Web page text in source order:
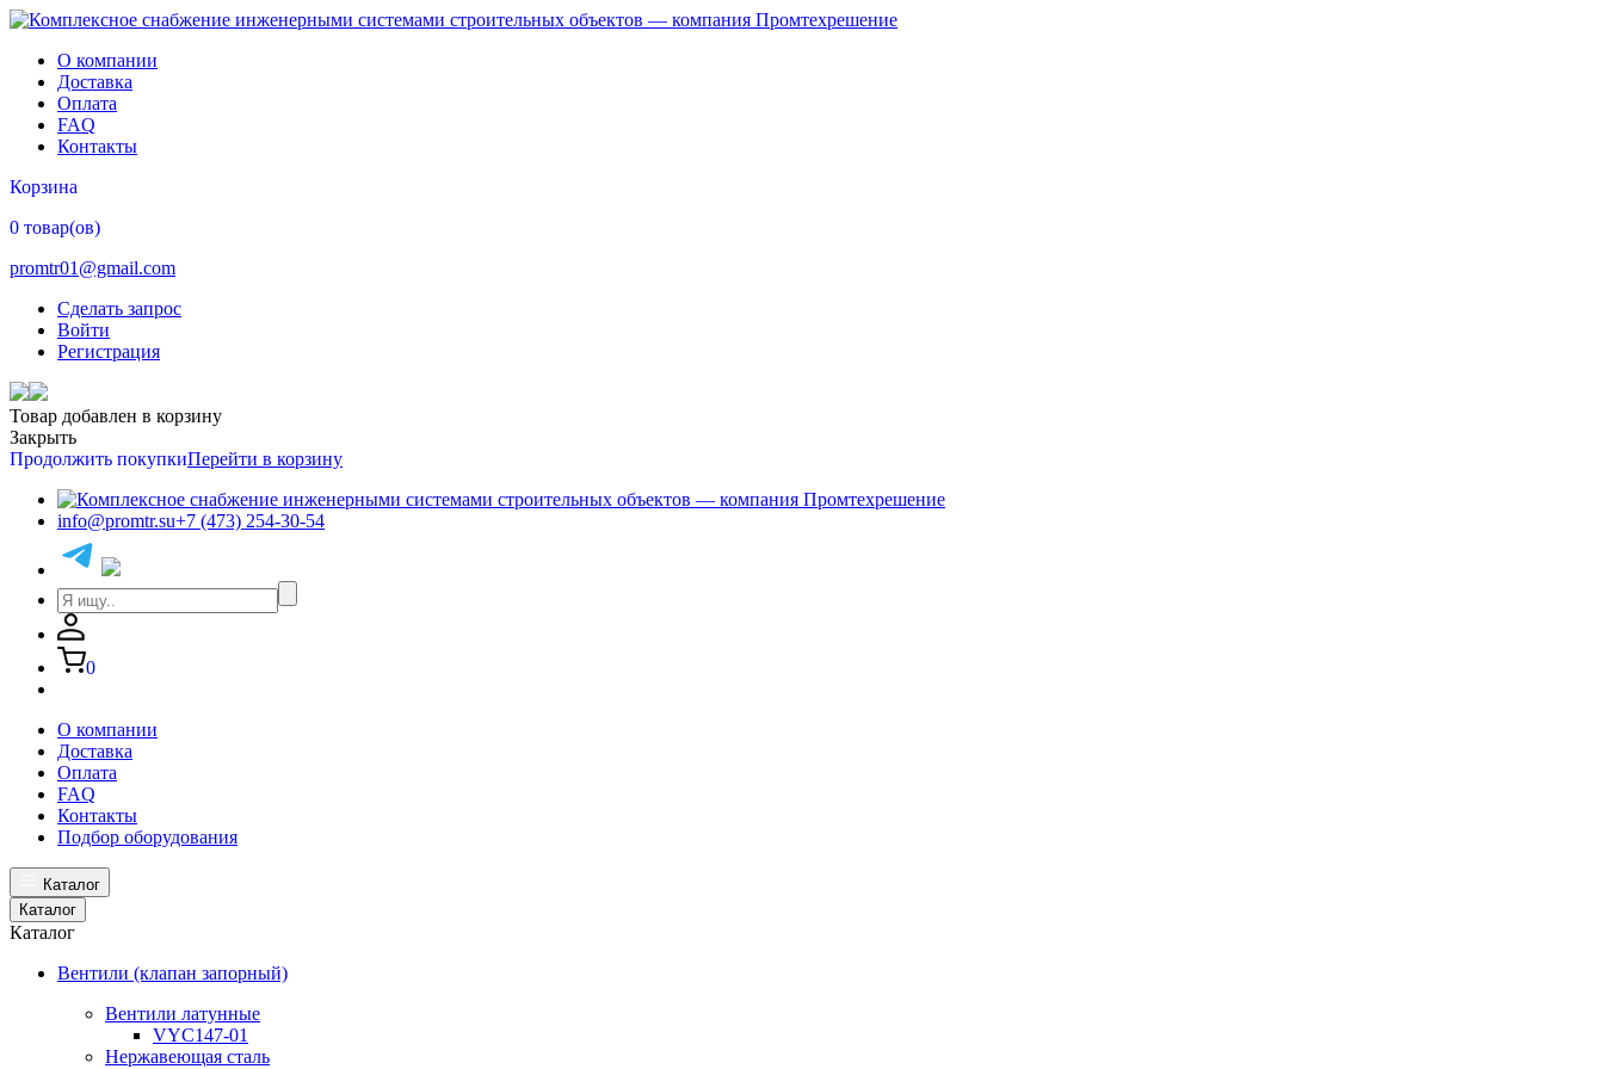
О компании
Доставка
Оплата
FAQ
Контакты
Корзина
0 товар(ов)
promtr01@gmail.com
Сделать запрос
Войти
Регистрация
Товар добавлен в корзину
Закрыть
Продолжить покупкиПерейти в корзину
info@promtr.su+7 (473) 254-30-54
0
О компании
Доставка
Оплата
FAQ
Контакты
Подбор оборудования
Каталог
Каталог
Каталог
Вентили (клапан запорный)
Вентили латунные
VYC147-01
Нержавеющая сталь